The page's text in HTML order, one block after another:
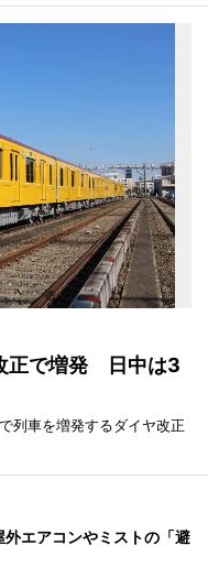
正で増発 日中は3
列車を増発するダイヤ改正
エアコンやミストの「避